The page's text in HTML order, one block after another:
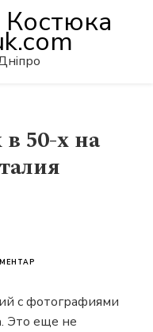
50-х на
50-
НА
с фотографиями
. Это еще не